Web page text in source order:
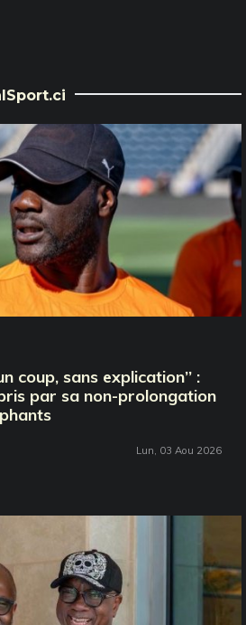
coup, sans explication’’ :
par sa non-prolongation
Lun, 03 Aou 2026